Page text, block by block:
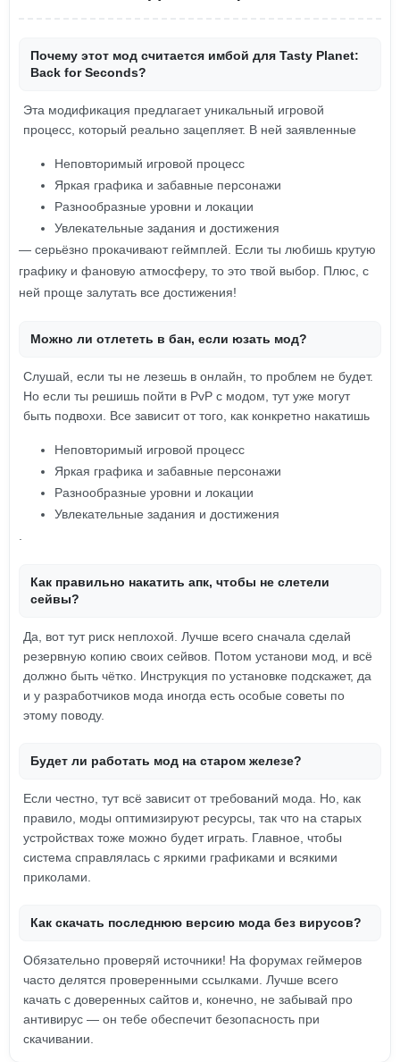
Почему этот мод считается имбой для Tasty Planet:
Back for Seconds?
Эта модификация предлагает уникальный игровой
процесс, который реально зацепляет. В ней заявленные
Неповторимый игровой процесс
Яркая графика и забавные персонажи
Разнообразные уровни и локации
Увлекательные задания и достижения
— серьёзно прокачивают геймплей. Если ты любишь крутую
графику и фановую атмосферу, то это твой выбор. Плюс, с
ней проще залутать все достижения!
Можно ли отлететь в бан, если юзать мод?
Слушай, если ты не лезешь в онлайн, то проблем не будет.
Но если ты решишь пойти в PvP с модом, тут уже могут
быть подвохи. Все зависит от того, как конкретно накатишь
Неповторимый игровой процесс
Яркая графика и забавные персонажи
Разнообразные уровни и локации
Увлекательные задания и достижения
Как правильно накатить апк, чтобы не слетели
сейвы?
Да, вот тут риск неплохой. Лучше всего сначала сделай
резервную копию своих сейвов. Потом установи мод, и всё
должно быть чётко. Инструкция по установке подскажет, да
и у разработчиков мода иногда есть особые советы по
этому поводу.
Будет ли работать мод на старом железе?
Если честно, тут всё зависит от требований мода. Но, как
правило, моды оптимизируют ресурсы, так что на старых
устройствах тоже можно будет играть. Главное, чтобы
система справлялась с яркими графиками и всякими
приколами.
Как скачать последнюю версию мода без вирусов?
Обязательно проверяй источники! На форумах геймеров
часто делятся проверенными ссылками. Лучше всего
качать с доверенных сайтов и, конечно, не забывай про
антивирус — он тебе обеспечит безопасность при
скачивании.